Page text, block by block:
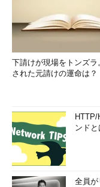
下請けが現場をトンズラ
された元請けの運命は？
ンドと
全員が